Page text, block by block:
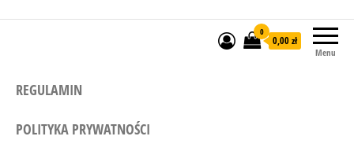
Menu
0
0,00 zł
REGULAMIN
POLITYKA PRYWATNOŚCI